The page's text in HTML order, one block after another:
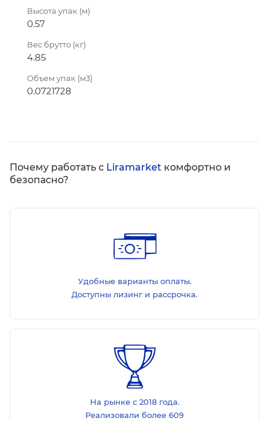
Высота упак (м)
0.57
Вес брутто (кг)
4.85
Объем упак (м3)
0.0721728
Почему работать с Liramarket комфортно и
безопасно?
Удобные варианты оплаты.
Доступны лизинг и рассрочка.
На рынке с 2018 года.
Реализовали более 609